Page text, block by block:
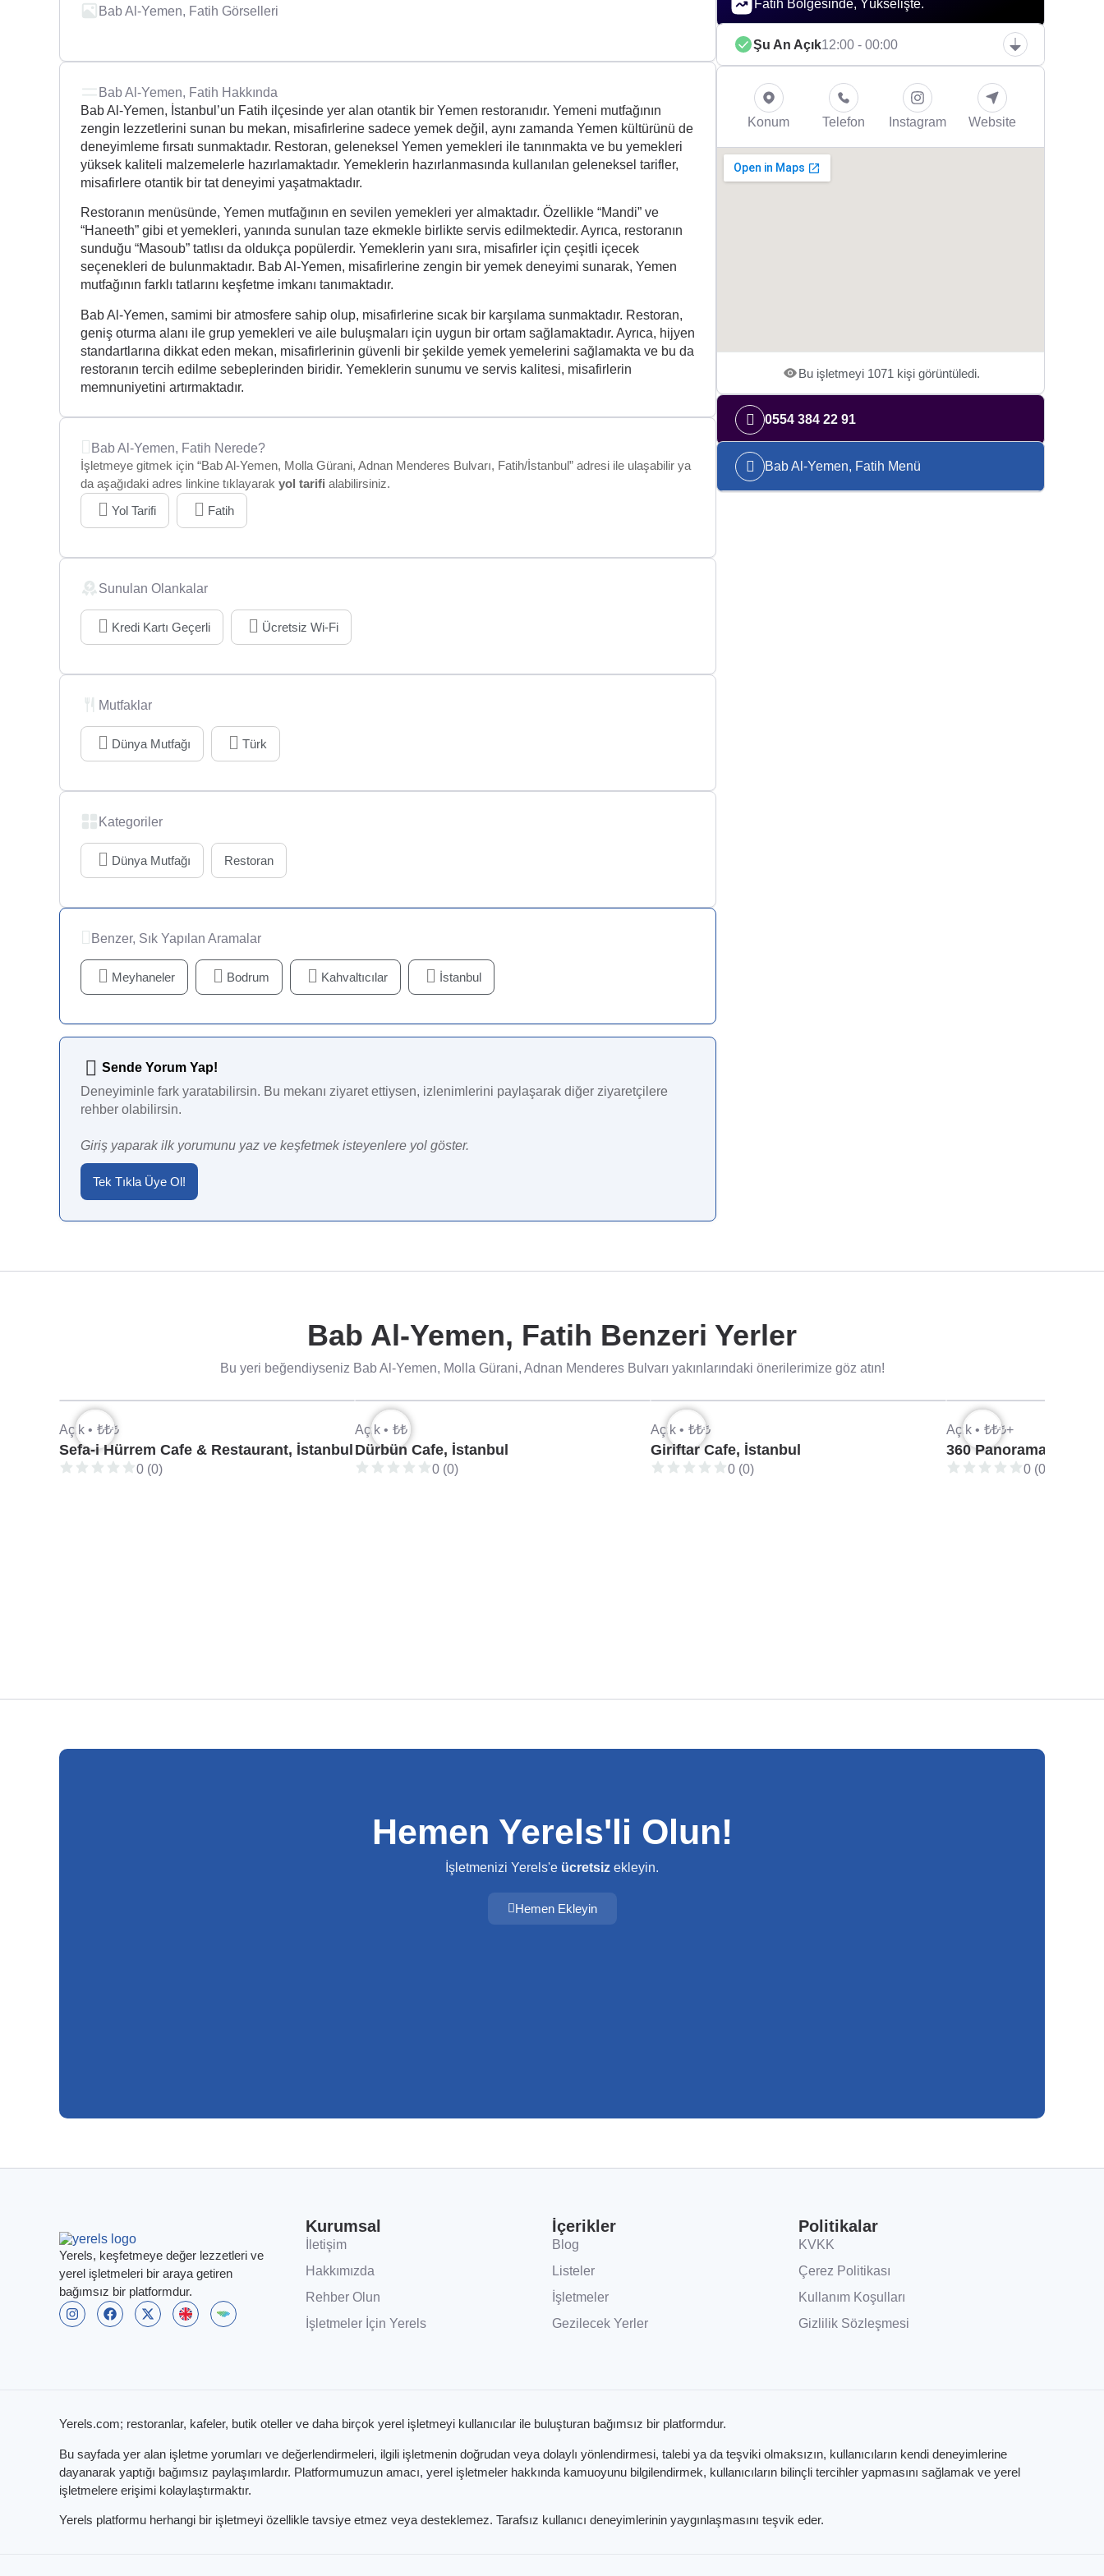
Bab Al-Yemen, Fatih Görselleri
Bab Al-Yemen, Fatih Hakkında
Bab Al-Yemen, İstanbul’un Fatih ilçesinde yer alan otantik bir Yemen restoranıdır. Yemeni mutfağının
zengin lezzetlerini sunan bu mekan, misafirlerine sadece yemek değil, aynı zamanda Yemen kültürünü de
deneyimleme fırsatı sunmaktadır. Restoran, geleneksel Yemen yemekleri ile tanınmakta ve bu yemekleri
yüksek kaliteli malzemelerle hazırlamaktadır. Yemeklerin hazırlanmasında kullanılan geleneksel tarifler,
misafirlere otantik bir tat deneyimi yaşatmaktadır.
Restoranın menüsünde, Yemen mutfağının en sevilen yemekleri yer almaktadır. Özellikle “Mandi” ve
“Haneeth” gibi et yemekleri, yanında sunulan taze ekmekle birlikte servis edilmektedir. Ayrıca, restoranın
sunduğu “Masoub” tatlısı da oldukça popülerdir. Yemeklerin yanı sıra, misafirler için çeşitli içecek
seçenekleri de bulunmaktadır. Bab Al-Yemen, misafirlerine zengin bir yemek deneyimi sunarak, Yemen
mutfağının farklı tatlarını keşfetme imkanı tanımaktadır.
Bab Al-Yemen, samimi bir atmosfere sahip olup, misafirlerine sıcak bir karşılama sunmaktadır. Restoran,
geniş oturma alanı ile grup yemekleri ve aile buluşmaları için uygun bir ortam sağlamaktadır. Ayrıca, hijyen
standartlarına dikkat eden mekan, misafirlerinin güvenli bir şekilde yemek yemelerini sağlamakta ve bu da
restoranın tercih edilme sebeplerinden biridir. Yemeklerin sunumu ve servis kalitesi, misafirlerin
memnuniyetini artırmaktadır.
Bab Al-Yemen, Fatih Nerede?
İşletmeye gitmek için “Bab Al-Yemen, Molla Gürani, Adnan Menderes Bulvarı, Fatih/İstanbul” adresi ile ulaşabilir ya
da aşağıdaki adres linkine tıklayarak yol tarifi alabilirsiniz.
Yol Tarifi
Fatih
Sunulan Olankalar
Kredi Kartı Geçerli Ücretsiz Wi-Fi
Mutfaklar
Dünya Mutfağı Türk
Kategoriler
Dünya Mutfağı Restoran
Benzer, Sık Yapılan Aramalar
Meyhaneler Bodrum Kahvaltıcılar İstanbul
Sende Yorum Yap!
Deneyiminle fark yaratabilirsin. Bu mekanı ziyaret ettiysen, izlenimlerini paylaşarak diğer ziyaretçilere
rehber olabilirsin.
Giriş yaparak ilk yorumunu yaz ve keşfetmek isteyenlere yol göster.
Tek Tıkla Üye Ol!
Fatih Bölgesinde, Yükselişte.
Şu An Açık12:00 - 00:00
Konum Telefon Instagram Website
Bu işletmeyi 1071 kişi görüntüledi.
0554 384 22 91
Bab Al-Yemen, Fatih Menü
Bab Al-Yemen, Fatih Benzeri Yerler
Bu yeri beğendiyseniz Bab Al-Yemen, Molla Gürani, Adnan Menderes Bulvarı yakınlarındaki önerilerimize göz atın!
Açık • ₺₺₺
Sefa-i Hürrem Cafe & Restaurant, İstanbul
0 (0)
Açık • ₺₺
Dürbün Cafe, İstanbul
0 (0)
Açık • ₺₺₺
Giriftar Cafe, İstanbul
0 (0)
Açık • ₺₺₺+
360 Panorama
0 (0)
Hemen Yerels'li Olun!
İşletmenizi Yerels'e ücretsiz ekleyin.
Hemen Ekleyin
Yerels, keşfetmeye değer lezzetleri ve
yerel işletmeleri bir araya getiren
bağımsız bir platformdur.
Kurumsal
İletişim
Hakkımızda
Rehber Olun
İşletmeler İçin Yerels
İçerikler
Blog
Listeler
İşletmeler
Gezilecek Yerler
Politikalar
KVKK
Çerez Politikası
Kullanım Koşulları
Gizlilik Sözleşmesi
Yerels.com; restoranlar, kafeler, butik oteller ve daha birçok yerel işletmeyi kullanıcılar ile buluşturan bağımsız bir platformdur.
Bu sayfada yer alan işletme yorumları ve değerlendirmeleri, ilgili işletmenin doğrudan veya dolaylı yönlendirmesi, talebi ya da teşviki olmaksızın, kullanıcıların kendi deneyimlerine
dayanarak yaptığı bağımsız paylaşımlardır. Platformumuzun amacı, yerel işletmeler hakkında kamuoyunu bilgilendirmek, kullanıcıların bilinçli tercihler yapmasını sağlamak ve yerel
işletmelere erişimi kolaylaştırmaktır.
Yerels platformu herhangi bir işletmeyi özellikle tavsiye etmez veya desteklemez. Tarafsız kullanıcı deneyimlerinin yaygınlaşmasını teşvik eder.